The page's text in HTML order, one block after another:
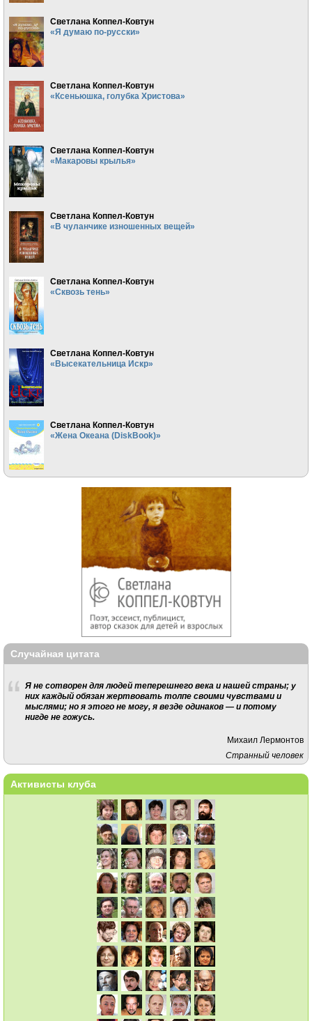
Светлана Коппел-Ковтун
«Я думаю по-русски»
Светлана Коппел-Ковтун
«Ксеньюшка, голубка Христова»
Светлана Коппел-Ковтун
«Макаровы крылья»
Светлана Коппел-Ковтун
«В чуланчике изношенных вещей»
Светлана Коппел-Ковтун
«Сквозь тень»
Светлана Коппел-Ковтун
«Высекательница Искр»
Светлана Коппел-Ковтун
«Жена Океана (DiskBook)»
Случайная цитата
Я не сотворен для людей теперешнего века и нашей страны; у
них каждый обязан жертвовать толпе своими чувствами и
мыслями; но я этого не могу, я везде одинаков — и потому
нигде не гожусь.
Михаил Лермонтов
Странный человек
Активисты клуба